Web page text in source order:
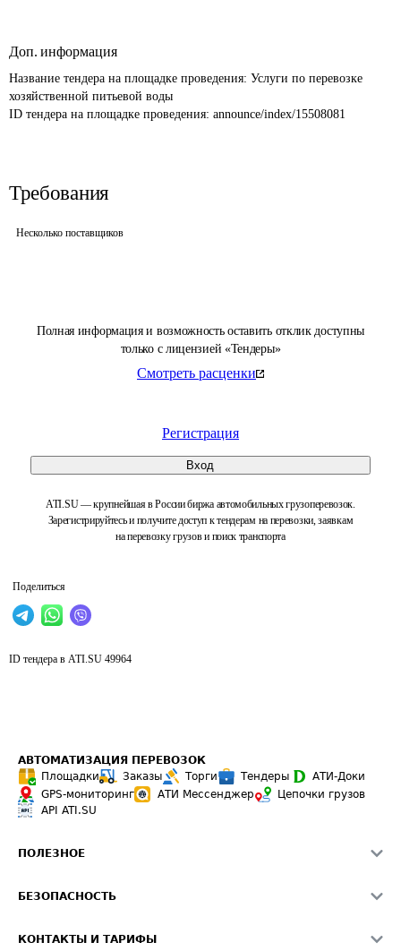
Полная информация и возможность оставить отклик доступны
только с лицензией «Тендеры»
Смотреть расценки
Регистрация
Вход
ATI.SU — крупнейшая в России биржа автомобильных грузоперевозок.
Зарегистрируйтесь и получите доступ к тендерам на перевозки, заявкам
на перевозку грузов и поиск транспорта
Поделиться
Доп. информация
Название тендера на площадке проведения: Услуги по перевозке
хозяйственной питьевой воды
ID тендера на площадке проведения: announce/index/15508081
Требования
Несколько поставщиков
ID тендера в ATI.SU 49964
АВТОМАТИЗАЦИЯ ПЕРЕВОЗОК
Площадки
Заказы Торги Тендеры
АТИ-Доки
GPS-мониторинг
АТИ Мессенджер
Цепочки грузов
API ATI.SU
ПОЛЕЗНОЕ
Звезды ATI.SU на вашем сайте
БЕЗОПАСНОСТЬ
КОНТАКТЫ И ТАРИФЫ